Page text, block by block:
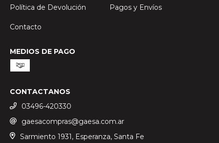
Política de Devolución Pagos y Envíos
Contacto
MEDIOS DE PAGO
CONTACTANOS
03496-420330
gaesacompras@gaesa.com.ar
Sarmiento 1931, Esperanza, Santa Fe